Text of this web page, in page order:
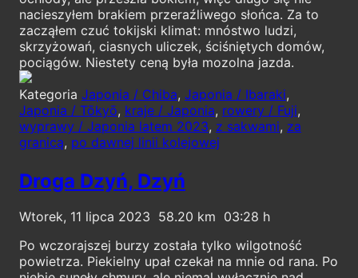
nacieszyłem brakiem przeraźliwego słońca. Za to
zacząłem czuć tokijski klimat: mnóstwo ludzi,
skrzyżowań, ciasnych uliczek, ściśniętych domów,
pociągów. Niestety ceną była mozolna jazda.
Kategoria Japonia / Chiba, Japonia / Ibaraki,
Japonia / Tōkyō, kraje / Japonia, rowery / Fuji,
wyprawy / Japonia latem 2023, z sakwami, za
granicą, po dawnej linii kolejowej
Droga Dzyń, Dzyń
Wtorek, 11 lipca 2023 58.20
03:28
Po wczorajszej burzy została tylko wilgotność
powietrza. Piekielny upał czekał na mnie od rana. Po